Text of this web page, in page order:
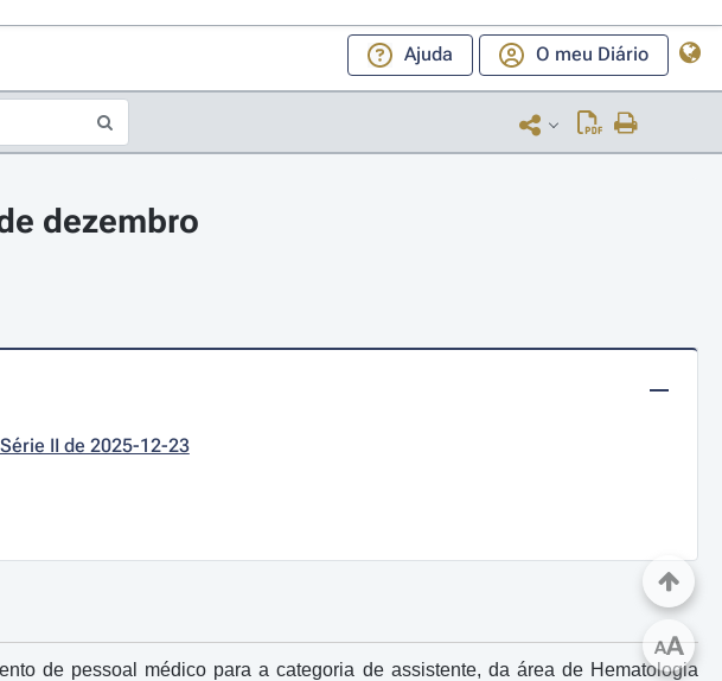
Ajuda O meu Diário
dezembro
II de 2025-12-23
de pessoal médico para a categoria de assistente, da área de Hematologia
AA